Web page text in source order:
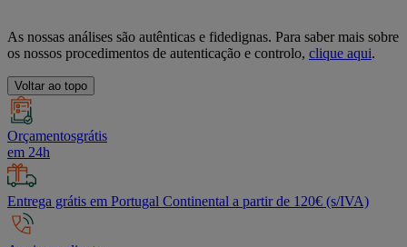
As nossas análises são autênticas e fidedignas. Para saber mais sobre
os nossos procedimentos de autenticação e controlo, clique aqui.
Voltar ao topo
Orçamentosgrátis
em 24h
Entrega grátis em Portugal Continental a partir de 120€ (s/IVA)